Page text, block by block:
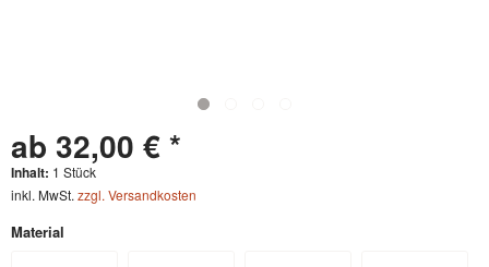
ab 32,00 € *
Inhalt: 1 Stück
inkl. MwSt. zzgl. Versandkosten
Material